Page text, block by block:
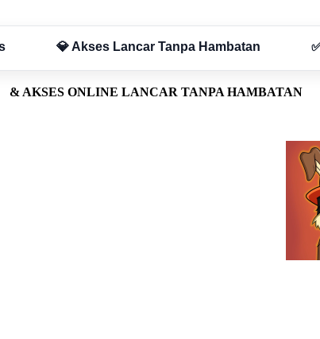
Terpercaya
& AKSES ONLINE LANCAR TANPA HAMBATAN